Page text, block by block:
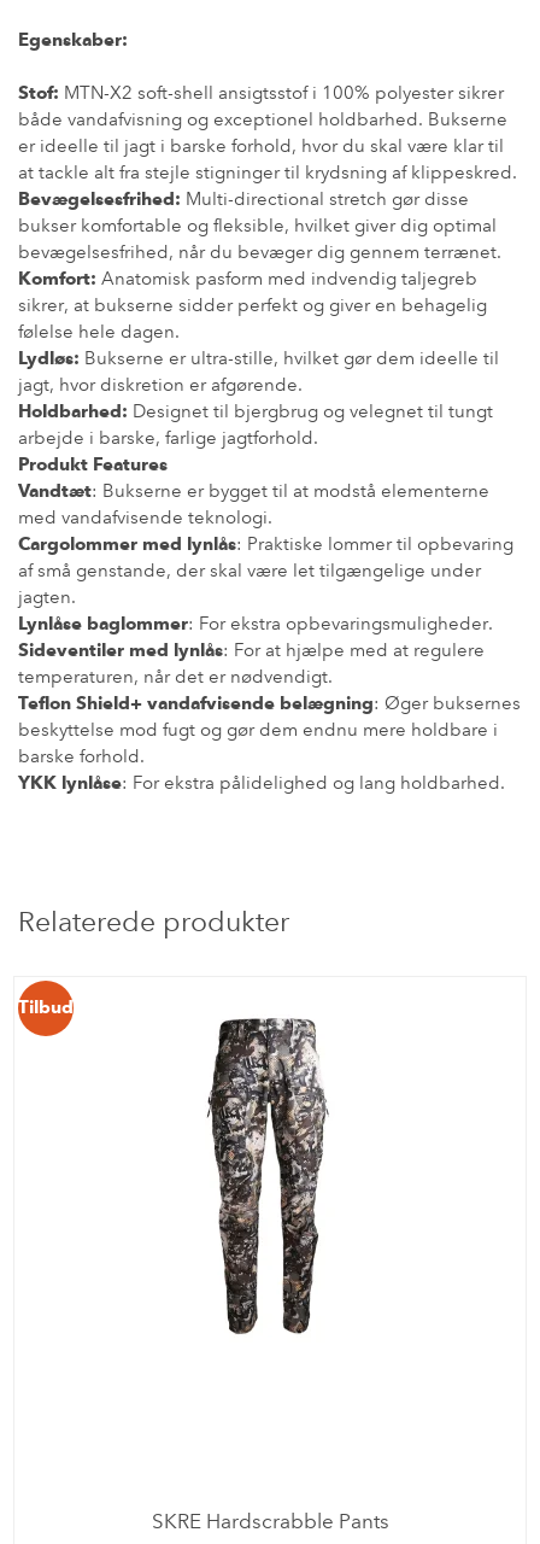
Egenskaber:
Stof: MTN-X2 soft-shell ansigtsstof i 100% polyester sikrer
både vandafvisning og exceptionel holdbarhed. Bukserne
er ideelle til jagt i barske forhold, hvor du skal være klar til
at tackle alt fra stejle stigninger til krydsning af klippeskred.
Bevægelsesfrihed: Multi-directional stretch gør disse
bukser komfortable og fleksible, hvilket giver dig optimal
bevægelsesfrihed, når du bevæger dig gennem terrænet.
Komfort: Anatomisk pasform med indvendig taljegreb
sikrer, at bukserne sidder perfekt og giver en behagelig
følelse hele dagen.
Lydløs: Bukserne er ultra-stille, hvilket gør dem ideelle til
jagt, hvor diskretion er afgørende.
Holdbarhed: Designet til bjergbrug og velegnet til tungt
arbejde i barske, farlige jagtforhold.
Produkt Features
Vandtæt: Bukserne er bygget til at modstå elementerne
med vandafvisende teknologi.
Cargolommer med lynlås: Praktiske lommer til opbevaring
af små genstande, der skal være let tilgængelige under
jagten.
Lynlåse baglommer: For ekstra opbevaringsmuligheder.
Sideventiler med lynlås: For at hjælpe med at regulere
temperaturen, når det er nødvendigt.
Teflon Shield+ vandafvisende belægning: Øger buksernes
beskyttelse mod fugt og gør dem endnu mere holdbare i
barske forhold.
YKK lynlåse: For ekstra pålidelighed og lang holdbarhed.
Relaterede produkter
Tilbud
SKRE Hardscrabble Pants